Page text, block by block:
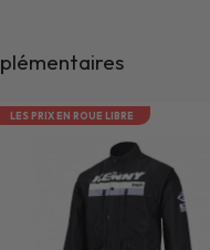
LES PRIX EN ROUE LIBRE